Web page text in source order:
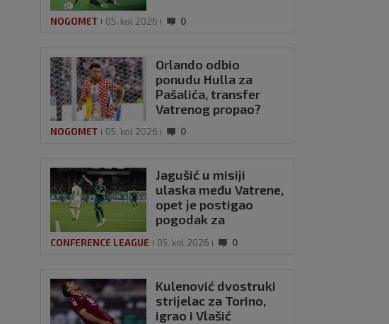
NOGOMET 05. kol 2026 0
Orlando odbio
ponudu Hulla za
Pašalića, transfer
Vatrenog propao?
NOGOMET 05. kol 2026 0
Jagušić u misiji
ulaska među Vatrene,
opet je postigao
pogodak za
CONFERENCE LEAGUE 05. kol 2026 0
Kulenović dvostruki
strijelac za Torino,
igrao i Vlašić